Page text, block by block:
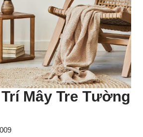
Mây Tre Tường